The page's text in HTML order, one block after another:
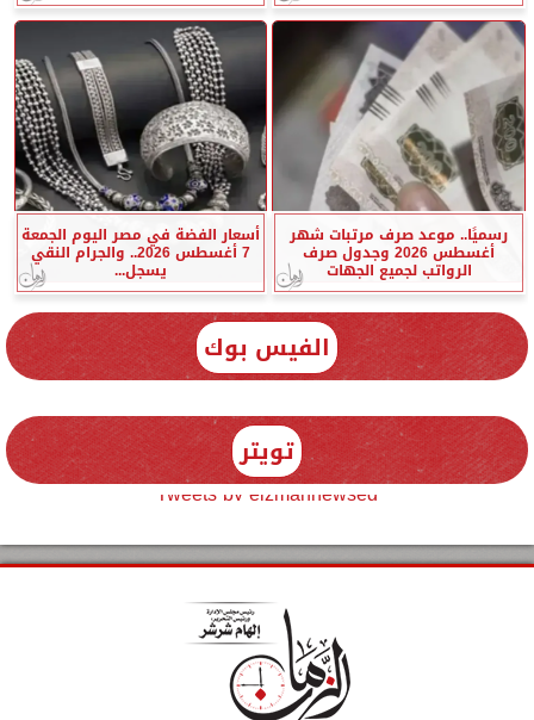
رسميًا.. موعد صرف مرتبات شهر
أغسطس 2026 وجدول صرف
الرواتب لجميع الجهات
أسعار الفضة في مصر اليوم الجمعة
7 أغسطس 2026.. والجرام النقي
يسجل...
الفيس بوك
تويتر
Tweets by elzmannewseg